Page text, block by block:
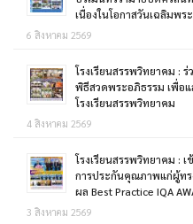
เนื่องในโอกาสวันเฉลิมพ
6 สิงหาคม 2569
โรงเรียนสรรพวิทยาคม :
พิธีสวดพระอภิธรรม เพื่อแ
โรงเรียนสรรพวิทยาคม
4 สิงหาคม 2569
โรงเรียนสรรพวิทยาคม :
การประกันคุณภาพแก่ผู้ท
ผล Best Practice IQA
3 สิงหาคม 2569